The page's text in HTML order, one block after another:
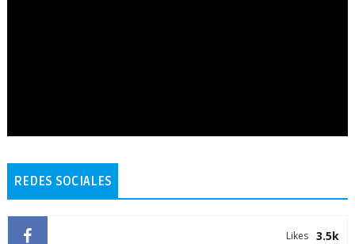
REDES SOCIALES
3.5k
Likes